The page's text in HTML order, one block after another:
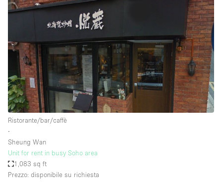
Ristorante/bar/caffè
∙
Sheung Wan
Unit for rent in busy Soho area
1,083 sq ft
Prezzo: disponibile su richiesta